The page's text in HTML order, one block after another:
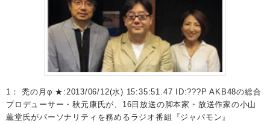
1： 禿の月φ ★:2013/06/12(水) 15:35:51.47 ID:???P AKB48の総合
プロデューサー・秋元康氏が、16日放送の脚本家・放送作家の小山
薫堂氏がパーソナリティを務めるラジオ番組『ジャパモン』